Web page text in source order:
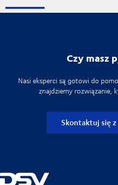
Czy masz
Nasi eksperci są gotowi do
znajdziemy rozwiązanie,
Skontaktuj się